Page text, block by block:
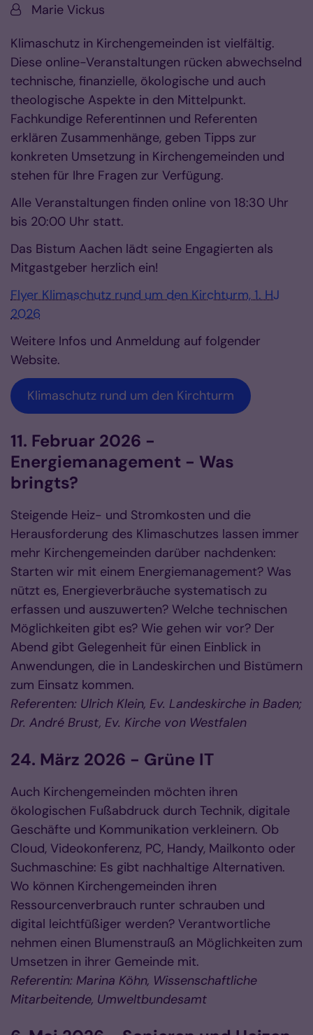
Von:Marie Vickus
Klimaschutz in Kirchengemeinden ist vielfältig.
Diese online-Veranstaltungen rücken abwechselnd
technische, finanzielle, ökologische und auch
theologische Aspekte in den Mittelpunkt.
Fachkundige Referentinnen und Referenten
erklären Zusammenhänge, geben Tipps zur
konkreten Umsetzung in Kirchengemeinden und
stehen für Ihre Fragen zur Verfügung.
Alle Veranstaltungen finden online von 18:30 Uhr
bis 20:00 Uhr statt.
Das Bistum Aachen lädt seine Engagierten als
Mitgastgeber herzlich ein!
Flyer Klimaschutz rund um den Kirchturm, 1. HJ
2026
Weitere Infos und Anmeldung auf folgender
Website.
Klimaschutz rund um den Kirchturm
11. Februar 2026 -
Energiemanagement - Was
bringts?
Steigende Heiz- und Stromkosten und die
Herausforderung des Klimaschutzes lassen immer
mehr Kirchengemeinden darüber nachdenken:
Starten wir mit einem Energiemanagement? Was
nützt es, Energieverbräuche systematisch zu
erfassen und auszuwerten? Welche technischen
Möglichkeiten gibt es? Wie gehen wir vor? Der
Abend gibt Gelegenheit für einen Einblick in
Anwendungen, die in Landeskirchen und Bistümern
zum Einsatz kommen.
Referenten: Ulrich Klein, Ev. Landeskirche in Baden;
Dr. André Brust, Ev. Kirche von Westfalen
24. März 2026 - Grüne IT
Auch Kirchengemeinden möchten ihren
ökologischen Fußabdruck durch Technik, digitale
Geschäfte und Kommunikation verkleinern. Ob
Cloud, Videokonferenz, PC, Handy, Mailkonto oder
Suchmaschine: Es gibt nachhaltige Alternativen.
Wo können Kirchengemeinden ihren
Ressourcenverbrauch runter schrauben und
digital leichtfüßiger werden? Verantwortliche
nehmen einen Blumenstrauß an Möglichkeiten zum
Umsetzen in ihrer Gemeinde mit.
Referentin: Marina Köhn, Wissenschaftliche
Mitarbeitende, Umweltbundesamt